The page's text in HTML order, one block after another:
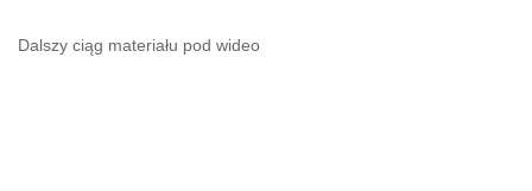
Dalszy ciąg materiału pod wideo